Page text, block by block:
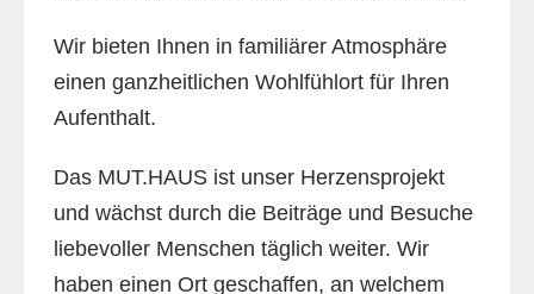
Wir bieten Ihnen in familiärer Atmosphäre
einen ganzheitlichen Wohlfühlort für Ihren
Aufenthalt.
Das MUT.HAUS ist unser Herzensprojekt
und wächst durch die Beiträge und Besuche
liebevoller Menschen täglich weiter. Wir
haben einen Ort geschaffen, an welchem